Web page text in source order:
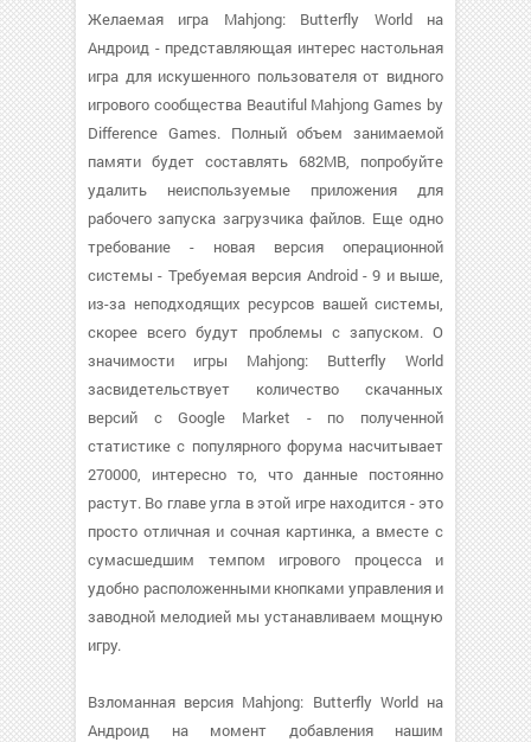
Желаемая игра Mahjong: Butterfly World на
Андроид - представляющая интерес настольная
игра для искушенного пользователя от видного
игрового сообщества Beautiful Mahjong Games by
Difference Games. Полный объем занимаемой
памяти будет составлять 682MB, попробуйте
удалить неиспользуемые приложения для
рабочего запуска загрузчика файлов. Еще одно
требование - новая версия операционной
системы - Требуемая версия Android - 9 и выше,
из-за неподходящих ресурсов вашей системы,
скорее всего будут проблемы с запуском. О
значимости игры Mahjong: Butterfly World
засвидетельствует количество скачанных
версий с Google Market - по полученной
статистике с популярного форума насчитывает
270000, интересно то, что данные постоянно
растут. Во главе угла в этой игре находится - это
просто отличная и сочная картинка, а вместе с
сумасшедшим темпом игрового процесса и
удобно расположенными кнопками управления и
заводной мелодией мы устанавливаем мощную
игру.
Взломанная версия Mahjong: Butterfly World на
Андроид на момент добавления нашим